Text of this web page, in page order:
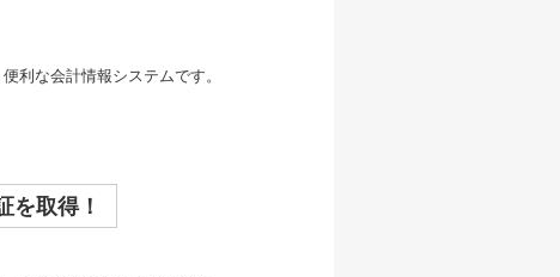
利な会計情報システムです。
を取得！